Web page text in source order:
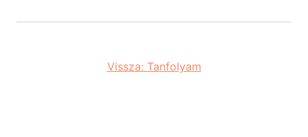
Vissza: Tanfolyam